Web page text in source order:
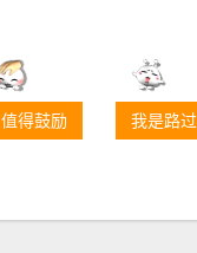
值得鼓励 我是路过